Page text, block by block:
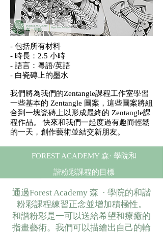
- 包括所有材料
- 時長：2.5 小時
- 語言：粵語/英語
- 白瓷磚上的墨水
我們將為我們的Zentangle課程工作室學習
一些基本的 Zentangle 圖案，這些圖案將組
合到一塊瓷磚上以形成最終的 Zentangle課
程作品。 快來和我們一起度過有趣而輕鬆
的一天，創作藝術並結交新朋友。
FOREST ACADEMY 森· 學院和
諧粉彩課程的目標
通過Forest Academy 森 · 學院的和諧
粉彩課程練習正念並增加積極性。
和諧粉彩是一可以送給希望和療癒的
指畫藝術。我們可以描繪出自己的輪